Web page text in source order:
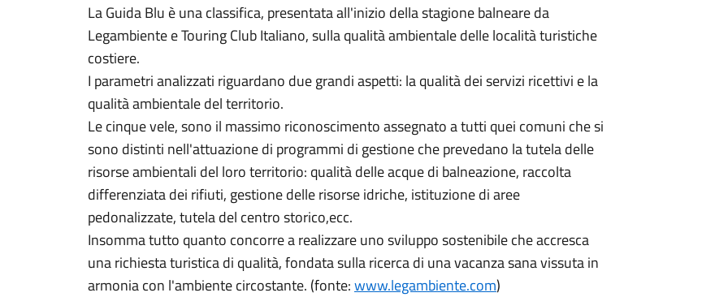
La Guida Blu è una classifica, presentata all'inizio della stagione balneare da
Legambiente e Touring Club Italiano, sulla qualità ambientale delle località turistiche
costiere.
I parametri analizzati riguardano due grandi aspetti: la qualità dei servizi ricettivi e la
qualità ambientale del territorio.
Le cinque vele, sono il massimo riconoscimento assegnato a tutti quei comuni che si
sono distinti nell'attuazione di programmi di gestione che prevedano la tutela delle
risorse ambientali del loro territorio: qualità delle acque di balneazione, raccolta
differenziata dei rifiuti, gestione delle risorse idriche, istituzione di aree
pedonalizzate, tutela del centro storico,ecc.
Insomma tutto quanto concorre a realizzare uno sviluppo sostenibile che accresca
una richiesta turistica di qualità, fondata sulla ricerca di una vacanza sana vissuta in
armonia con l'ambiente circostante. (fonte:www.legambiente.com)